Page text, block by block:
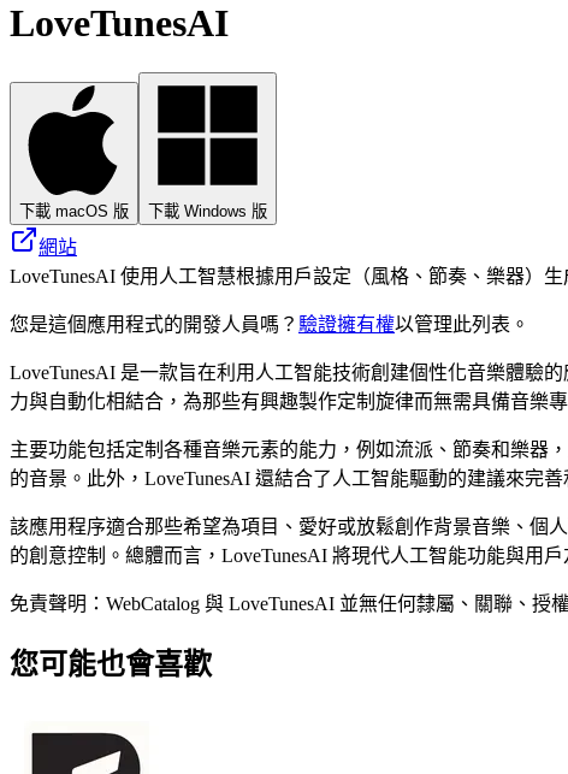
LoveTunesAI
下載 macOS 版 下載 Windows 版
網站
LoveTunesAI 使用人工智慧根據用戶設定（風格、節奏、樂器）
您是這個應用程式的開發人員嗎？ 驗證擁有權以管理此列表。
LoveTunesAI 是一款旨在利用人工智能技術創建個性化音樂體驗
力與自動化相結合，為那些有興趣製作定制旋律而無需具備音樂
主要功能包括定制各種音樂元素的能力，例如流派、節奏和樂器
的音景。此外，LoveTunesAI 還結合了人工智能驅動的建議來完
該應用程序適合那些希望為項目、愛好或放鬆創作背景音樂、個
的創意控制。總體而言，LoveTunesAI 將現代人工智能功能與用
免責聲明：WebCatalog 與 LoveTunesAI 並無任何隸屬、關聯、
您可能也會喜歡